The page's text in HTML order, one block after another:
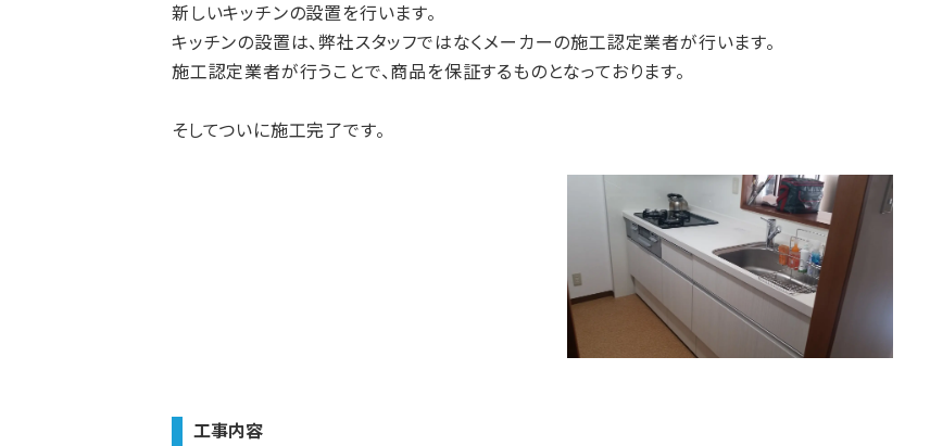
新しいキッチンの設置を行います。
キッチンの設置は、弊社スタッフではなくメーカーの施工認定業者が行います。
施工認定業者が行うことで、商品を保証するものとなっております。
そしてついに施工完了です。
工事内容